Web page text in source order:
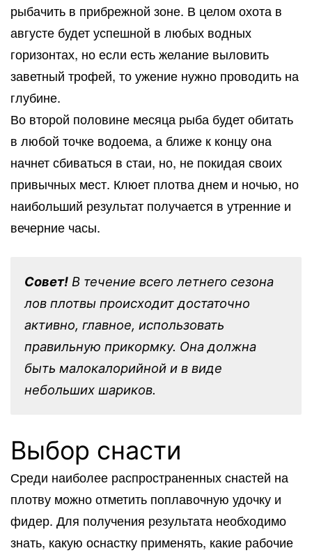
рыбачить в прибрежной зоне. В целом охота в
августе будет успешной в любых водных
горизонтах, но если есть желание выловить
заветный трофей, то ужение нужно проводить на
глубине.
Во второй половине месяца рыба будет обитать
в любой точке водоема, а ближе к концу она
начнет сбиваться в стаи, но, не покидая своих
привычных мест. Клюет плотва днем и ночью, но
наибольший результат получается в утренние и
вечерние часы.
Совет! В течение всего летнего сезона
лов плотвы происходит достаточно
активно, главное, использовать
правильную прикормку. Она должна
быть малокалорийной и в виде
небольших шариков.
Выбор снасти
Среди наиболее распространенных снастей на
плотву можно отметить поплавочную удочку и
фидер. Для получения результата необходимо
знать, какую оснастку применять, какие рабочие